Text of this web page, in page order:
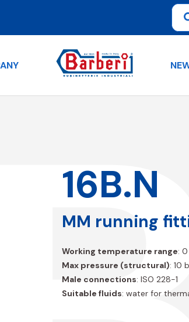
16B.N
MM running
Working temperature range:
Max pressure (structural): 10
Male connections: ISO 228-1
Suitable fluids: water for